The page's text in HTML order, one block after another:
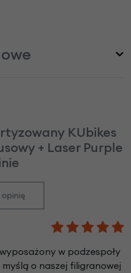
KUbikes
+ Laser Purple
opinię
w podzespoły
o naszej filigranowej